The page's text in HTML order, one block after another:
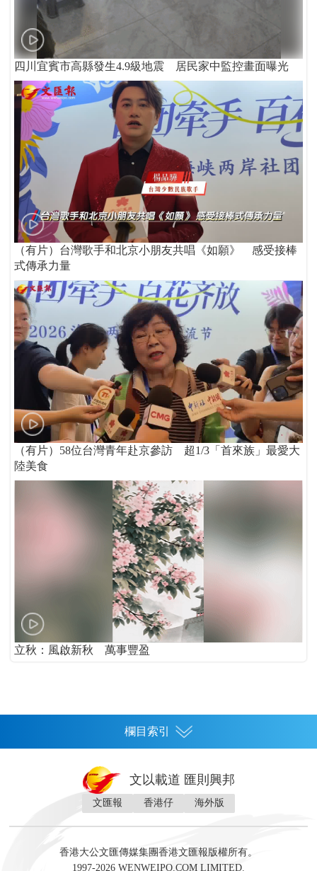
四川宜賓市高縣發生4.9級地震 居民家中監控畫面曝光
（有片）台灣歌手和北京小朋友共唱《如願》 感受接棒
式傳承力量
（有片）58位台灣青年赴京參訪 超1/3「首來族」最愛大
陸美食
立秋：風啟新秋 萬事豐盈
欄目索引
灣區人
財經 地產 投資 財評 數字經濟
文以載道 匯則興邦
文匯報 香港仔 海外版
香港大公文匯傳媒集團香港文匯報版權所有。
1997-2026 WENWEIPO.COM LIMITED.